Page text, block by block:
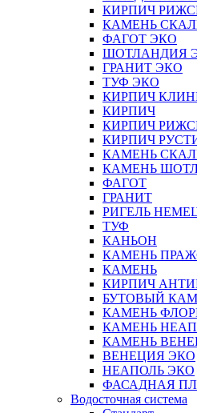
КИРПИЧ
КАМЕНЬ
ФАГОТ ЭКО
ШОТЛАНДИЯ
ГРАНИТ ЭКО
ТУФ ЭКО
КИРПИЧ
КИРПИЧ
КИРПИЧ
КИРПИЧ
КАМЕНЬ
КАМЕНЬ
ФАГОТ
ГРАНИТ
РИГЕЛЬ
ТУФ
КАНЬОН
КАМЕНЬ
КАМЕНЬ
КИРПИЧ
БУТОВЫЙ
КАМЕНЬ
КАМЕНЬ
КАМЕНЬ
ВЕНЕЦИЯ ЭКО
НЕАПОЛЬ ЭКО
ФАСАДНАЯ
Водосточная система